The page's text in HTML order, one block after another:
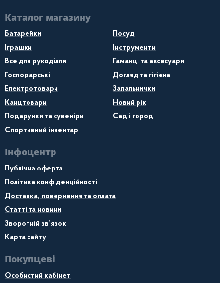
Каталог магазину
Батарейки
Посуд
Іграшки
Інструменти
Все для рукоділля
Гаманці та аксесуари
Господарські
Догляд та гігієна
Електротовари
Запальнички
Канцтовари
Новий рік
Подарунки та сувеніри
Сад і город
Спортивний інвентар
Інфоцентр
Публічна оферта
Політика конфіденційності
Доставка, повернення та оплата
Статті та новини
Зворотній зв’язок
Карта сайту
Покупцеві
Особистий кабінет